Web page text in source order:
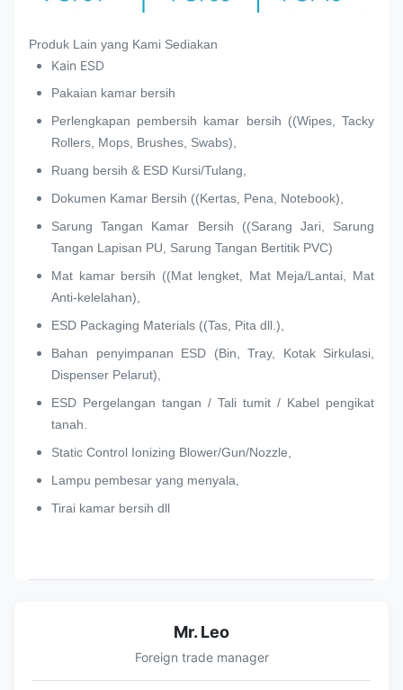
Produk Lain yang Kami Sediakan
Kain ESD
Pakaian kamar bersih
Perlengkapan pembersih kamar bersih ((Wipes, Tacky
Rollers, Mops, Brushes, Swabs),
Ruang bersih & ESD Kursi/Tulang,
Dokumen Kamar Bersih ((Kertas, Pena, Notebook),
Sarung Tangan Kamar Bersih ((Sarang Jari, Sarung
Tangan Lapisan PU, Sarung Tangan Bertitik PVC)
Mat kamar bersih ((Mat lengket, Mat Meja/Lantai, Mat
Anti-kelelahan),
ESD Packaging Materials ((Tas, Pita dll.),
Bahan penyimpanan ESD (Bin, Tray, Kotak Sirkulasi,
Dispenser Pelarut),
ESD Pergelangan tangan / Tali tumit / Kabel pengikat
tanah.
Static Control Ionizing Blower/Gun/Nozzle,
Lampu pembesar yang menyala,
Tirai kamar bersih dll
Mr. Leo
Foreign trade manager